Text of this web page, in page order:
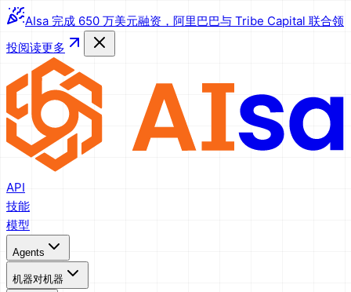
AIsa 完成 650 万美元融资，阿里巴巴与 Tribe Capital 联合领
投阅读更多
API
技能
模型
Agents
机器对机器